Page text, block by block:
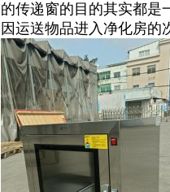
的传递窗的目的其实都是
因运送物品进入净化房的